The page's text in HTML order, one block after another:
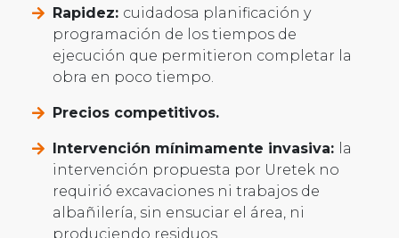
Rapidez: cuidadosa planificación y
programación de los tiempos de
ejecución que permitieron completar la
obra en poco tiempo.
Precios competitivos.
Intervención mínimamente invasiva: la
intervención propuesta por Uretek no
requirió excavaciones ni trabajos de
albañilería, sin ensuciar el área, ni
produciendo residuos.